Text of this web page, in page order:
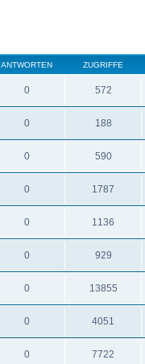
ANTWORTEN ZUGRIFFE
0 572
0 188
0 590
0 1787
0 1136
0 929
0 13855
0 4051
0 7722